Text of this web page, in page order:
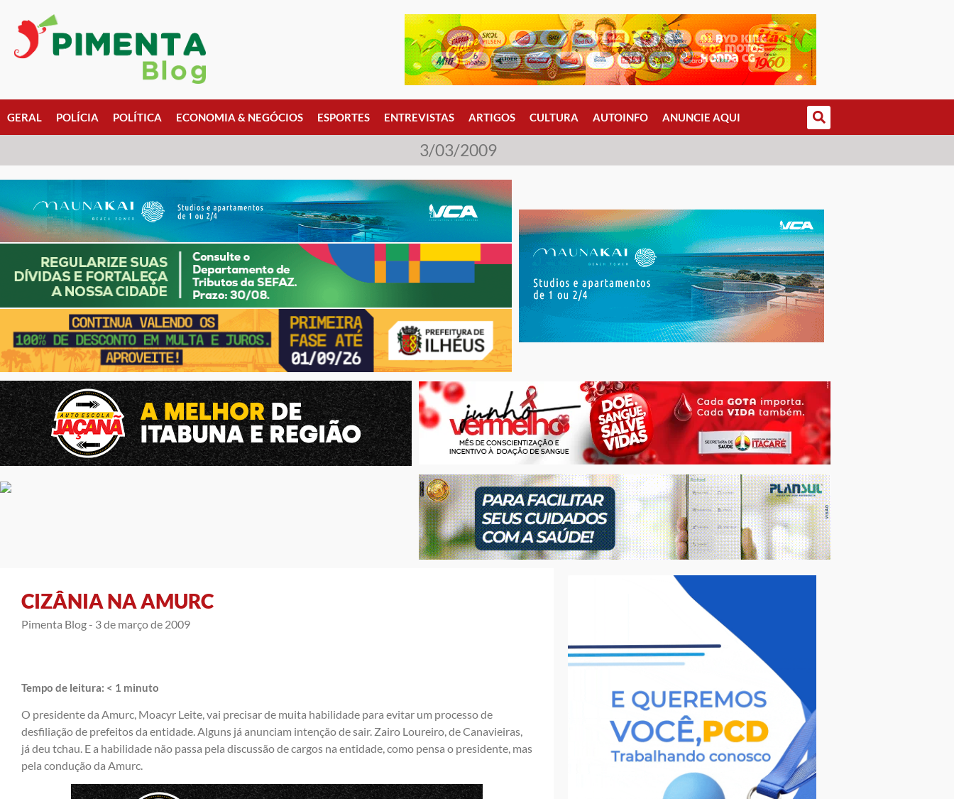
GERAL POLÍCIA POLÍTICA ECONOMIA & NEGÓCIOS ESPORTES ENTREVISTAS ARTIGOS CULTURA AUTOINFO ANUNCIE AQUI
3/03/2009
CIZÂNIA NA AMURC
Pimenta Blog - 3 de março de 2009
Tempo de leitura: < 1 minuto
O presidente da Amurc, Moacyr Leite, vai precisar de muita habilidade para evitar um processo de
desfiliação de prefeitos da entidade. Alguns já anunciam intenção de sair. Zairo Loureiro, de Canavieiras,
já deu tchau. E a habilidade não passa pela discussão de cargos na entidade, como pensa o presidente, mas
pela condução da Amurc.